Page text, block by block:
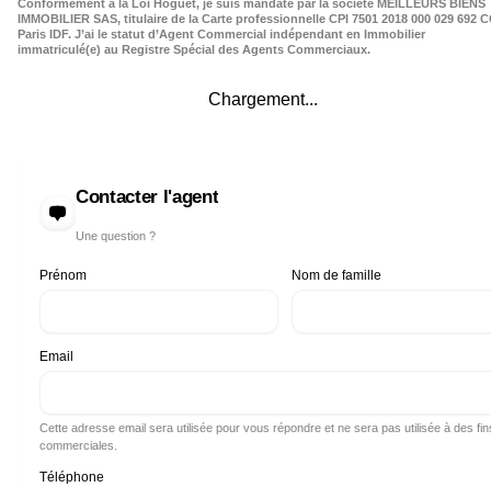
Conformément à la Loi Hoguet, je suis mandaté par la société MEILLEURS BIENS
IMMOBILIER SAS, titulaire de la Carte professionnelle CPI 7501 2018 000 029 692
Paris IDF. J’ai le statut d’Agent Commercial indépendant en Immobilier
immatriculé(e) au Registre Spécial des Agents Commerciaux.
Chargement...
Contacter l'agent
Une question ?
Prénom Nom de famille
Email
Cette adresse email sera utilisée pour vous répondre et ne sera pas utilisée à des
commerciales.
Téléphone